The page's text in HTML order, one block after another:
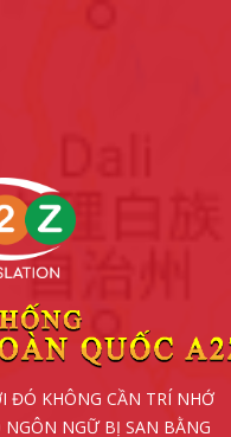
ĐÓ KHÔNG CẦN TRÍ NHỚ
NGỮ BỊ SAN BẰNG